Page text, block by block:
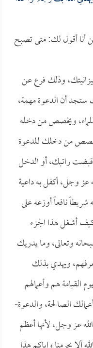
أنا أقول لك: متى تصبح
وذلك فرع عن
أن الدعوة مهمة،
ويخصص من دخله
تخصص من دخلك للدعوة
قبضت راتبك، أو الدخل
عز وجل، أكفل به داعية
نافعاً أوزعه على
أشغل هذا الجزء
وتعالى، وما يدريك
ويهدي بذلك
القيامة هم وأعمالهم
الصالحة، والدعوة-
عز وجل، لأنها أعظم